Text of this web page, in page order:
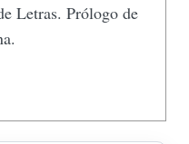
Letras. Prólogo de